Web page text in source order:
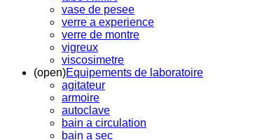
vase de pesee
verre a experience
verre de montre
vigreux
viscosimetre
(open)Equipements de laboratoire
agitateur
armoire
autoclave
bain a circulation
bain a sec